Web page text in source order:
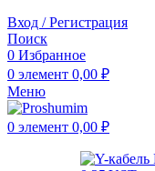
Вход / Регистрация
Поиск
0 Избранное
0 элемент 0,00 ₽
Меню
0 элемент 0,00 ₽